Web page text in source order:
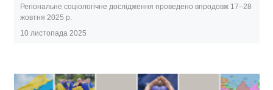
Регіональне соціологічне дослідження проведено впродовж 17–28
жовтня 2025 р.
10 листопада 2025